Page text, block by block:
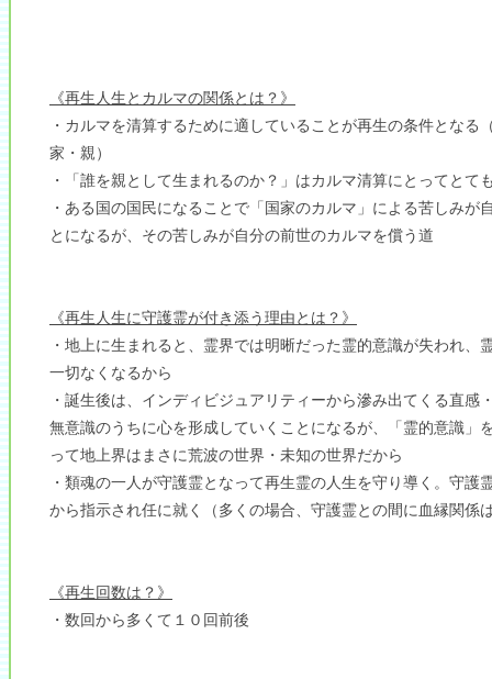
《再生人生とカルマの関係とは？》
・カルマを清算するために適していることが再生の条件となる
家・親）
・「誰を親として生まれるのか？」はカルマ清算にとってとて
・ある国の国民になることで「国家のカルマ」による苦しみが
とになるが、その苦しみが自分の前世のカルマを償う道
《再生人生に守護霊が付き添う理由とは？》
・地上に生まれると、霊界では明晰だった霊的意識が失われ、
一切なくなるから
・誕生後は、インディビジュアリティーから滲み出てくる直感
無意識のうちに心を形成していくことになるが、「霊的意識」
って地上界はまさに荒波の世界・未知の世界だから
・類魂の一人が守護霊となって再生霊の人生を守り導く。守護
から指示され任に就く（多くの場合、守護霊との間に血縁関係
《再生回数は？》
・数回から多くて１０回前後